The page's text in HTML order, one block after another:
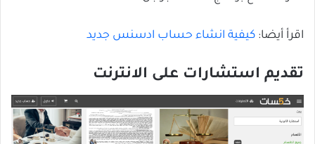
اقرأ أيضا: كيفية انشاء حساب ادسنس جديد
تقديم استشارات على الانترنت